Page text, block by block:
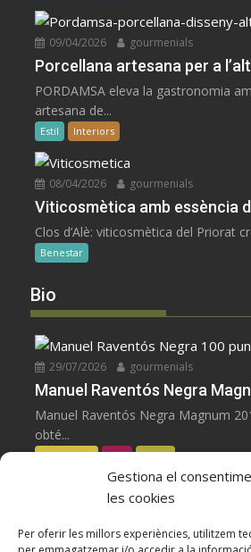
Gestiona el
les cookies
Per oferir les millors experiències, utilitzem
09/04/2026 gourmenials
Porcellana artesana per a
PORDAMSA eleva la gastronomia
artesana de...
Estil Interiors
08/04/2026 gourmenials
Viticosmètica amb essència
Clos d’Alè: viticosmètica del Priorat
Benestar
Bio
29/07/2026 gourmenials
Manuel Raventós Negra
Manuel Raventós Negra Magnum
obté...
Escumosos Vins Zoom
gourmenials
Osteria Condal obre a